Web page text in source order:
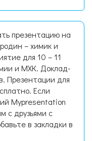
презентацию на
– химик и
для 10 – 11
и МХК. Доклад-
Презентации для
Если
Mypresentation
с друзьями с
в закладки в